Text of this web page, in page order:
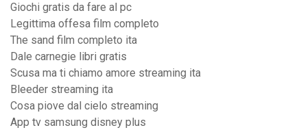
Giochi gratis da fare al pc
Legittima offesa film completo
The sand film completo ita
Dale carnegie libri gratis
Scusa ma ti chiamo amore streaming ita
Bleeder streaming ita
Cosa piove dal cielo streaming
App tv samsung disney plus